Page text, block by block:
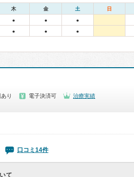
木 金 土 日
● ● ●
● ● ●
り 電子決済可
治療実績
口コミ14件
て